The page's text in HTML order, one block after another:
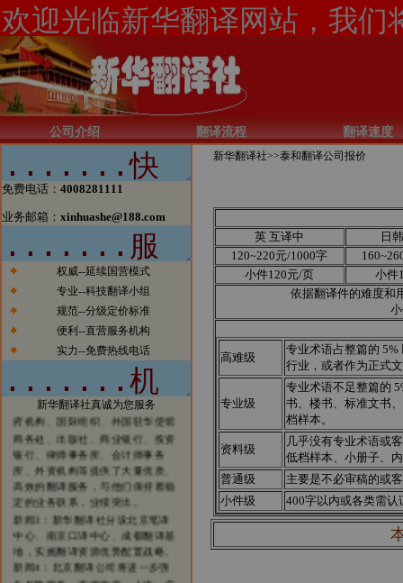
公司介绍 翻译流程 翻译速度
免费电话： 4008281111
业务邮箱： xinhuashe@188.com
权威--延续国营模式
专业--科技翻译小组
规范--分级定价标准
便利--直营服务机构
实力--免费热线电话
新华翻译社真诚为您服务
千里，北京翻译公司如果有所作为
的话也必须跟上时代的步伐。今
天，我们已经看到太多的传统行业
涉足电子商务而大获成功的案例。
来越多的翻译公司借助电子商务一
步步发展壮大，在将来也能够出现
北京翻译行业中的电子商务应用的
领军企业。
新闻2：新华翻译社公司自成立以
来已经成功为全球五百强企业、跨
国公司、国内公司、国家部委、政
府机构、国际组织、外国驻华使馆
商务处、出版社、商业银行、投资
银行、律师事务所、会计师事务
所、外资机构等提供了大量优质、
高效的翻译服务，与他们保持着稳
定的业务联系，业绩突出。
新闻3：新华翻译社分设北京笔译
中心、南京口译中心、成都翻译基
地，实施翻译资源优势配置战略。
新闻4：北京翻译公司将进一步强
化后勤服务，支援南京、上海、广
新华翻译社>>泰和翻译公司报价
英 互译中
日
120~220元/1000字
小件120元/页
小件
依据翻译件的难度和
高难级
专业术语占整篇的
行业，或者作为正式
专业级
专业术语不足整篇的
书、楼书、标准文书
档样本。
资料级
几乎没有专业术语或
低档样本、小册子、
普通级
主要是不必审稿的或
小件级
400字以内或各类需